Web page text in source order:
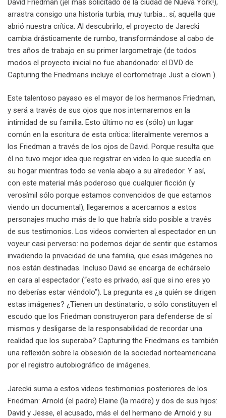
arrastra consigo una historia turbia, muy turbia… sí, aquella que
abrió nuestra crítica. Al descubrirlo, el proyecto de Jarecki
cambia drásticamente de rumbo, transformándose al cabo de
tres años de trabajo en su primer largometraje (de todos
modos el proyecto inicial no fue abandonado: el DVD de
Capturing the Friedmans incluye el cortometraje Just a clown ).
Este talentoso payaso es el mayor de los hermanos Friedman,
y será a través de sus ojos que nos internaremos en la
intimidad de su familia. Esto último no es (sólo) un lugar
común en la escritura de esta crítica: literalmente veremos a
los Friedman a través de los ojos de David. Porque resulta que
él no tuvo mejor idea que registrar en video lo que sucedía en
su hogar mientras todo se venía abajo a su alrededor. Y así,
con este material más poderoso que cualquier ficción (y
verosímil sólo porque estamos convencidos de que estamos
viendo un documental), llegaremos a acercarnos a estos
personajes mucho más de lo que habría sido posible a través
de sus testimonios. Los videos convierten al espectador en un
voyeur casi perverso: no podemos dejar de sentir que estamos
invadiendo la privacidad de una familia, que esas imágenes no
nos están destinadas. Incluso David se encarga de echárselo
en cara al espectador (“esto es privado, así que si no eres yo
no deberías estar viéndolo”). La pregunta es ¿a quién se dirigen
estas imágenes? ¿Tienen un destinatario, o sólo constituyen el
escudo que los Friedman construyeron para defenderse de sí
mismos y desligarse de la responsabilidad de recordar una
realidad que los superaba? Capturing the Friedmans es también
una reflexión sobre la obsesión de la sociedad norteamericana
por el registro autobiográfico de imágenes.
Jarecki suma a estos videos testimonios posteriores de los
Friedman: Arnold (el padre) Elaine (la madre) y dos de sus hijos:
David y Jesse, el acusado, más el del hermano de Arnold y su